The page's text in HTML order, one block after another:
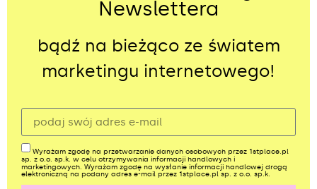
Newslettera
bądź na bieżąco ze światem
marketingu internetowego!
Wyrażam zgodę na przetwarzanie danych osobowych przez 1stplace.pl
sp. z o.o. sp.k. w celu otrzymywania informacji handlowych i
marketingowych. Wyrażam zgodę na wysłanie informacji handlowej drogą
elektroniczną na podany adres e-mail przez 1stplace.pl sp. z o.o. sp.k.